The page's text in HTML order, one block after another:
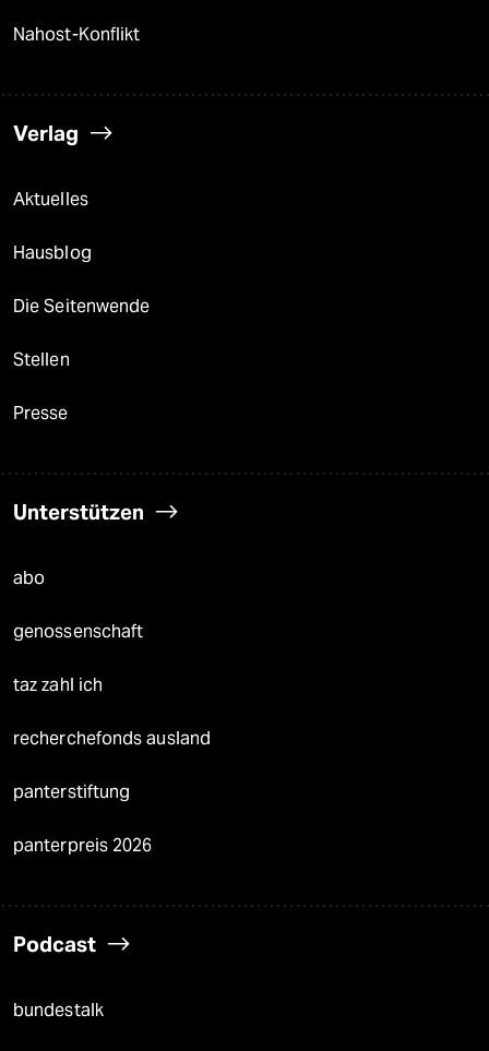
Nahost-Konflikt
Verlag
Aktuelles
Hausblog
Die Seitenwende
Stellen
Presse
Unterstützen
abo
genossenschaft
taz zahl ich
recherchefonds ausland
panterstiftung
panterpreis 2026
Podcast
bundestalk